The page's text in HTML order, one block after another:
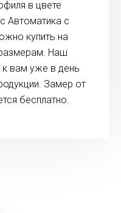
в цвете
Автоматика с
купить на
Наш
вам уже в день
Замер от
бесплатно.